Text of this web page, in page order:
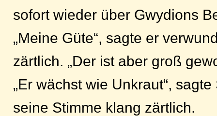
sofort wieder über Gwydions
„Meine Güte“, sagte er
zärtlich. „Der ist aber groß
„Er wächst wie Unkraut“,
seine Stimme klang zärtlich.